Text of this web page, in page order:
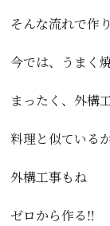
そんな流れで作
今では、うまく
まったく、外構
料理と似ている
外構工事もね
ゼロから作る‼️